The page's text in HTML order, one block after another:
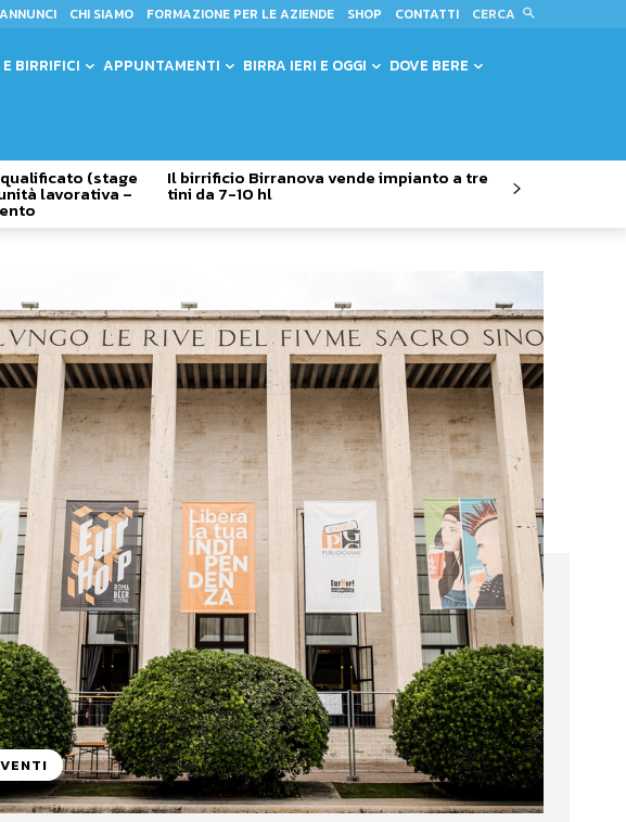
ANNUNCI CHI SIAMO FORMAZIONE PER LE AZIENDE SHOP CONTATTI CERCA
BIRRIFICI APPUNTAMENTI BIRRA IERI E OGGI DOVE BERE
(stage
lavorativa –
Il birrificio Birranova vende impianto a tre
tini da 7-10 hl